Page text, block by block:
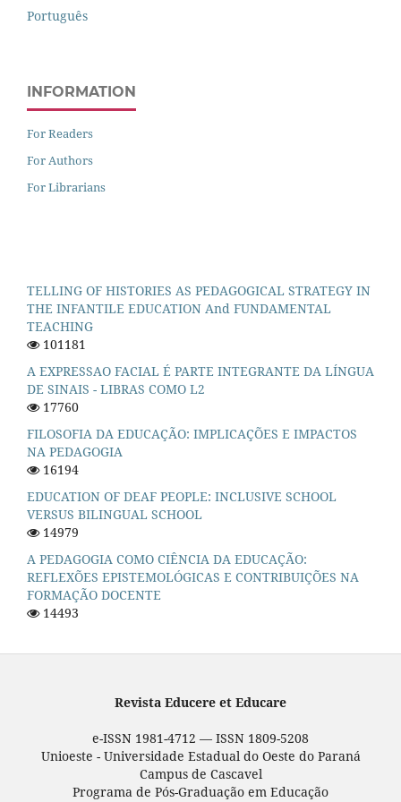
Português
INFORMATION
For Readers
For Authors
For Librarians
TELLING OF HISTORIES AS PEDAGOGICAL STRATEGY IN
THE INFANTILE EDUCATION And FUNDAMENTAL
TEACHING
101181
A EXPRESSAO FACIAL É PARTE INTEGRANTE DA LÍNGUA
DE SINAIS - LIBRAS COMO L2
17760
FILOSOFIA DA EDUCAÇÃO: IMPLICAÇÕES E IMPACTOS
NA PEDAGOGIA
16194
EDUCATION OF DEAF PEOPLE: INCLUSIVE SCHOOL
VERSUS BILINGUAL SCHOOL
14979
A PEDAGOGIA COMO CIÊNCIA DA EDUCAÇÃO:
REFLEXÕES EPISTEMOLÓGICAS E CONTRIBUIÇÕES NA
FORMAÇÃO DOCENTE
14493
Revista Educere et Educare
e-ISSN 1981-4712 — ISSN 1809-5208
Unioeste - Universidade Estadual do Oeste do Paraná
Campus de Cascavel
Programa de Pós-Graduação em Educação